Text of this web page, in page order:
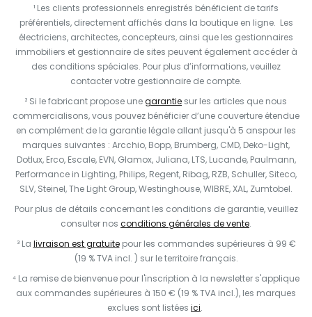
¹ Les clients professionnels enregistrés bénéficient de tarifs
préférentiels, directement affichés dans la boutique en ligne. Les
électriciens, architectes, concepteurs, ainsi que les gestionnaires
immobiliers et gestionnaire de sites peuvent également accéder à
des conditions spéciales. Pour plus d’informations, veuillez
contacter votre gestionnaire de compte.
² Si le fabricant propose unegarantie sur les articles que nous
commercialisons, vous pouvez bénéficier d’une couverture étendue
en complément de la garantie légale allant jusqu'à 5 anspour les
marques suivantes : Arcchio, Bopp, Brumberg, CMD, Deko-Light,
Dotlux, Erco, Escale, EVN, Glamox, Juliana, LTS, Lucande, Paulmann,
Performance in Lighting, Philips, Regent, Ribag, RZB, Schuller, Siteco,
SLV, Steinel, The Light Group, Westinghouse, WIBRE, XAL, Zumtobel.
Pour plus de détails concernant les conditions de garantie, veuillez
consulter nos conditions générales de vente.
³ La livraison est gratuitepour les commandes supérieures à 99 €
(19 % TVA incl. ) sur le territoire français.
⁴ La remise de bienvenue pour l'inscription à la newsletter s'applique
aux commandes supérieures à 150 € (19 % TVA incl.), les marques
exclues sont listées ici.